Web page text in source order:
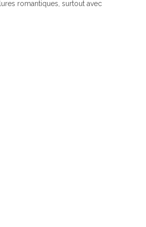
romantiques, surtout avec